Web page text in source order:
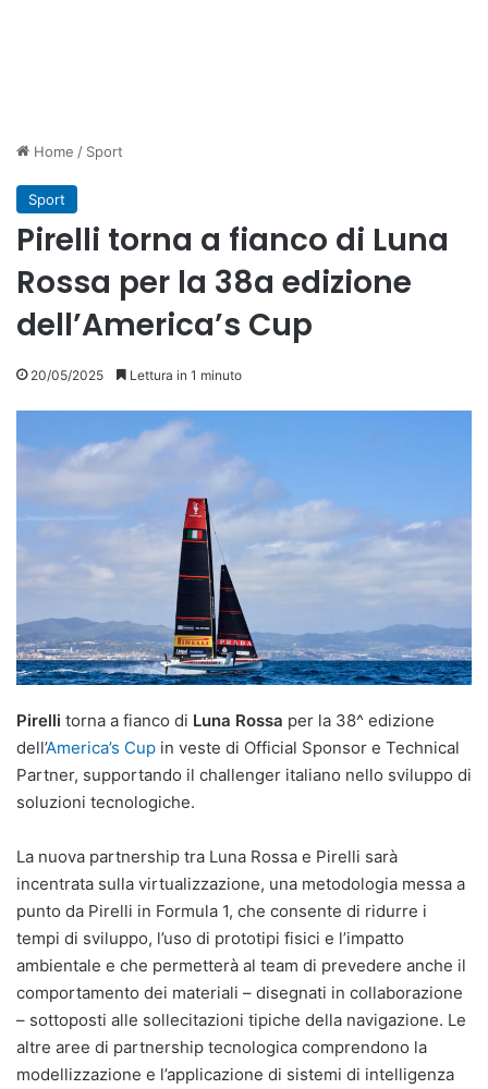
Home / Sport
Sport
Pirelli torna a fianco di Luna
Rossa per la 38a edizione
dell’America’s Cup
20/05/2025 Lettura in 1 minuto
Pirelli torna a fianco di Luna Rossa per la 38^ edizione
dell’America’s Cup in veste di Official Sponsor e Technical
Partner, supportando il challenger italiano nello sviluppo di
soluzioni tecnologiche.
La nuova partnership tra Luna Rossa e Pirelli sarà
incentrata sulla virtualizzazione, una metodologia messa a
punto da Pirelli in Formula 1, che consente di ridurre i
tempi di sviluppo, l’uso di prototipi fisici e l’impatto
ambientale e che permetterà al team di prevedere anche il
comportamento dei materiali – disegnati in collaborazione
– sottoposti alle sollecitazioni tipiche della navigazione. Le
altre aree di partnership tecnologica comprendono la
modellizzazione e l’applicazione di sistemi di intelligenza